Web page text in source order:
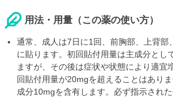
用法・用量（この薬の使い方）
通常、成人は7日に1回、前胸部、上背部
に貼ります。初回貼付用量は主成分とし
ますが、その後は症状や状態により適宜
回貼付用量が20mgを超えることはあり
成分10mgを含有します。必ず指示され